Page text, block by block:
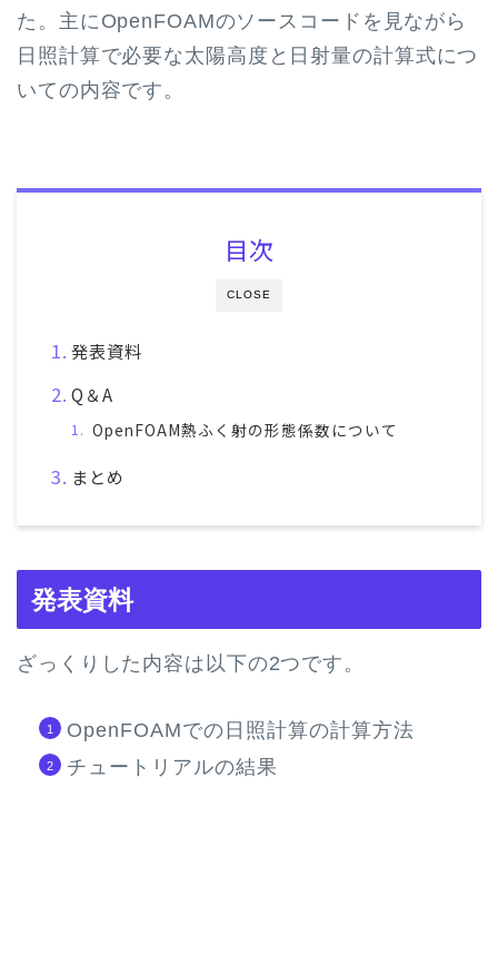
た。主にOpenFOAMのソースコードを見ながら
日照計算で必要な太陽高度と日射量の計算式につ
いての内容です。
CLOSE
目次
発表資料
Q＆A
OpenFOAM熱ふく射の形態係数について
まとめ
発表資料
ざっくりした内容は以下の2つです。
OpenFOAMでの日照計算の計算方法
チュートリアルの結果